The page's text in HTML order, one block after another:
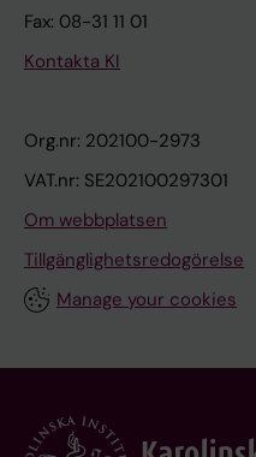
Fax: 08-31 11 01
Kontakta KI
Org.nr: 202100-2973
VAT.nr: SE202100297301
Om webbplatsen
Tillgänglighetsredogörelse
Manage your cookies